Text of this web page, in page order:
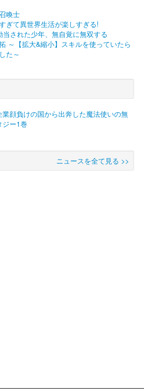
喚士
ぎて異世界生活が楽しすぎる!
された少年、無自覚に無双する
～【拡大&縮小】スキルを使っていたら
た～
業顔負けの国から出奔した魔法使いの無
ジー1巻
ニュースを全て見る >>